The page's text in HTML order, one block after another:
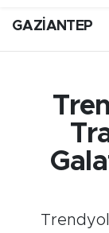
GAZİANTEP
Süper
Son
Haber